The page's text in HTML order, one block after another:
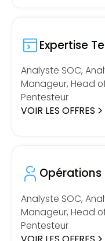
Expertise
Analyste SOC,
Manageur, Head of
Pentesteur
VOIR LES OFFRES
Analyste SOC,
Manageur, Head of
Pentesteur